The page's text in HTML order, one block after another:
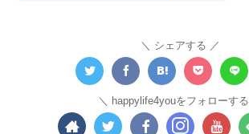
シェアする
happylife4youをフォローする